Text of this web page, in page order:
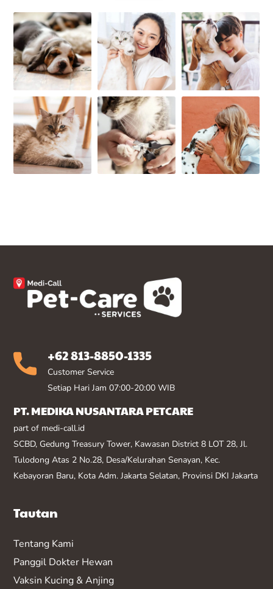
+62 813-8850-1335
Customer Service
Setiap Hari Jam 07:00-20:00 WIB
PT. MEDIKA NUSANTARA PETCARE
part of medi-call.id
SCBD, Gedung Treasury Tower, Kawasan District 8 LOT 28, Jl.
Tulodong Atas 2 No.28, Desa/Kelurahan Senayan, Kec.
Kebayoran Baru, Kota Adm. Jakarta Selatan, Provinsi DKI Jakarta
Tautan
Tentang Kami
Panggil Dokter Hewan
Vaksin Kucing & Anjing